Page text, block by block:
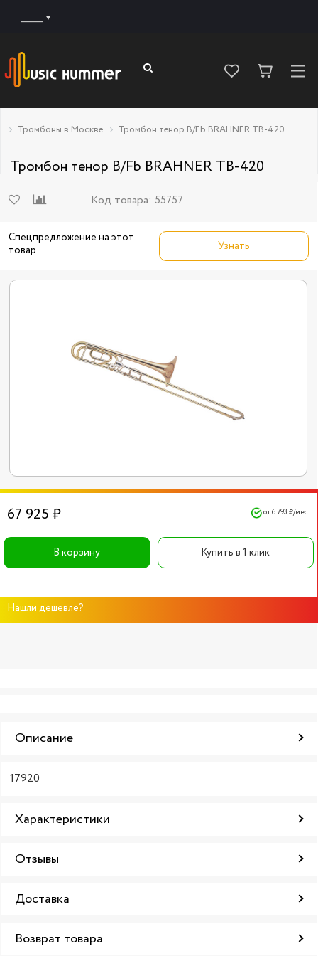
Тромбоны в Москве Тромбон тенор B/Fb BRAHNER TB-420
Тромбон тенор B/Fb BRAHNER TB-420
Код товара: 55757
Спецпредложение на этот
товар
Узнать
67 925 ₽ от 6 793 ₽/мес
В корзину Купить в 1 клик
Нашли дешевле?
Описание
17920
Характеристики
Отзывы
Доставка
Возврат товара